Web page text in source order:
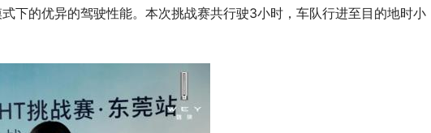
下的优异的驾驶性能。本次挑战赛共行驶3小时，车队行进至目的地时小